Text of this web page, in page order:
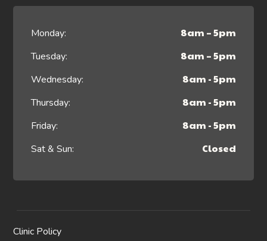
Monday: 8am – 5pm
Tuesday: 8am – 5pm
Wednesday: 8am - 5pm
Thursday: 8am - 5pm
Friday: 8am - 5pm
Sat & Sun: Closed
Clinic Policy